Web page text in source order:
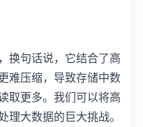
换句话说，它结合了高
难压缩，导致存储中数
取更多。我们可以将高
大数据的巨大挑战。